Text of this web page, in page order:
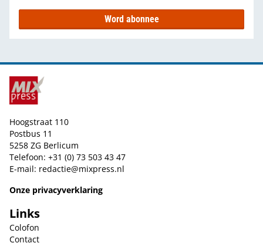
Word abonnee
Hoogstraat 110
Postbus 11
5258 ZG Berlicum
Telefoon: +31 (0) 73 503 43 47
E-mail: redactie@mixpress.nl
Onze privacyverklaring
Links
Colofon
Contact